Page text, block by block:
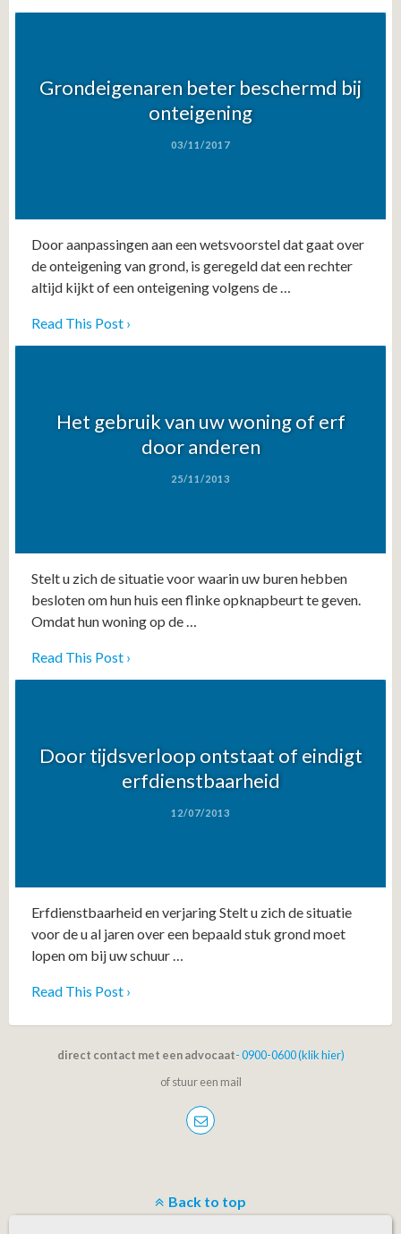
Grondeigenaren beter beschermd bij
onteigening
03/11/2017
Door aanpassingen aan een wetsvoorstel dat gaat over
de onteigening van grond, is geregeld dat een rechter
altijd kijkt of een onteigening volgens de …
Read This Post ›
Het gebruik van uw woning of erf
door anderen
25/11/2013
Stelt u zich de situatie voor waarin uw buren hebben
besloten om hun huis een flinke opknapbeurt te geven.
Omdat hun woning op de …
Read This Post ›
Door tijdsverloop ontstaat of eindigt
erfdienstbaarheid
12/07/2013
Erfdienstbaarheid en verjaring Stelt u zich de situatie
voor de u al jaren over een bepaald stuk grond moet
lopen om bij uw schuur …
Read This Post ›
direct contact met een advocaat- 0900-0600 (klik hier)
of stuur een mail
Back to top